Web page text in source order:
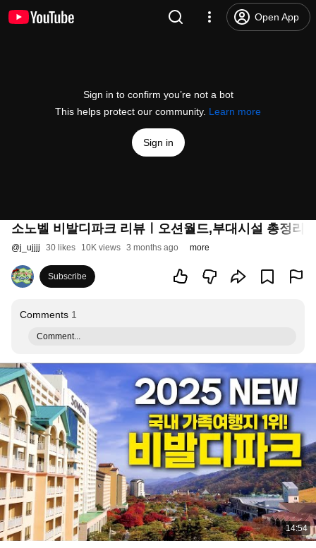
Open App
Sign in to confirm you’re not a bot
This helps protect our community. Learn more
Sign in
소노벨 비발디파크 리뷰ㅣ오션월드,부대시설 총정리
@j_ujjjj 30 likes 10K views 3 months ago more
Subscribe
Comments 1
Comment...
14:54